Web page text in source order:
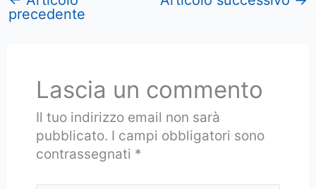
precedente
Lascia un commento
Il tuo indirizzo email non sarà
pubblicato. I campi obbligatori sono
contrassegnati *